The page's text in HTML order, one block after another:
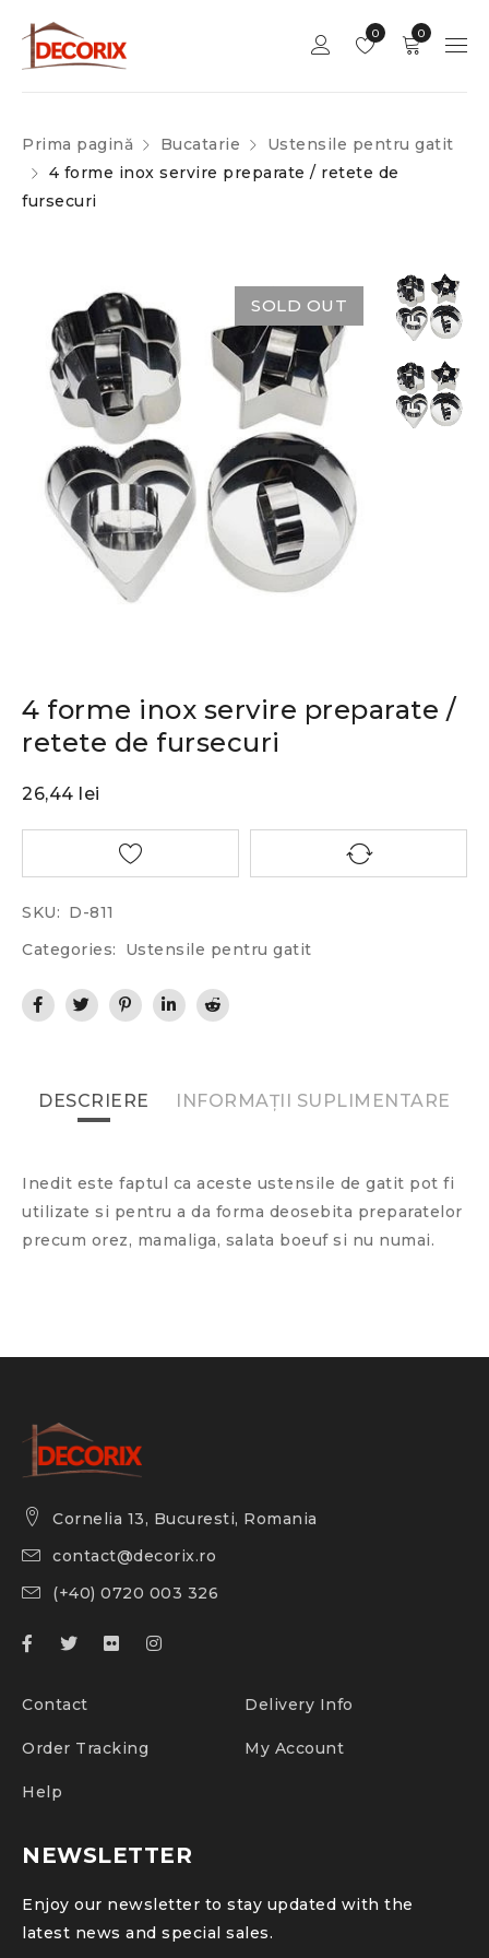
0
0
Prima pagină Bucatarie
Ustensile pentru gatit
4 forme inox servire preparate / retete de
fursecuri
SOLD OUT
4 forme inox servire preparate /
retete de fursecuri
26,44 lei
SKU: D-811
Categories:
Ustensile pentru gatit
DESCRIERE INFORMAȚII SUPLIMENTARE
Inedit este faptul ca aceste ustensile de gatit pot fi
utilizate si pentru a da forma deosebita preparatelor
precum orez, mamaliga, salata boeuf si nu numai.
Cornelia 13, Bucuresti, Romania
contact@decorix.ro
(+40) 0720 003 326
Contact Delivery Info
Order Tracking My Account
Help
NEWSLETTER
Enjoy our newsletter to stay updated with the
latest news and special sales.